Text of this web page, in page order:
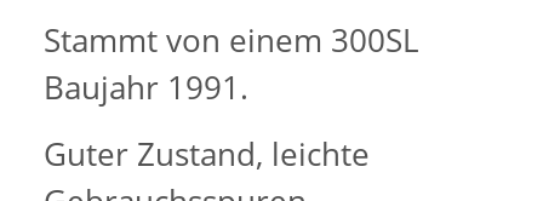
Stammt von einem 300SL
Baujahr 1991.
Guter Zustand, leichte